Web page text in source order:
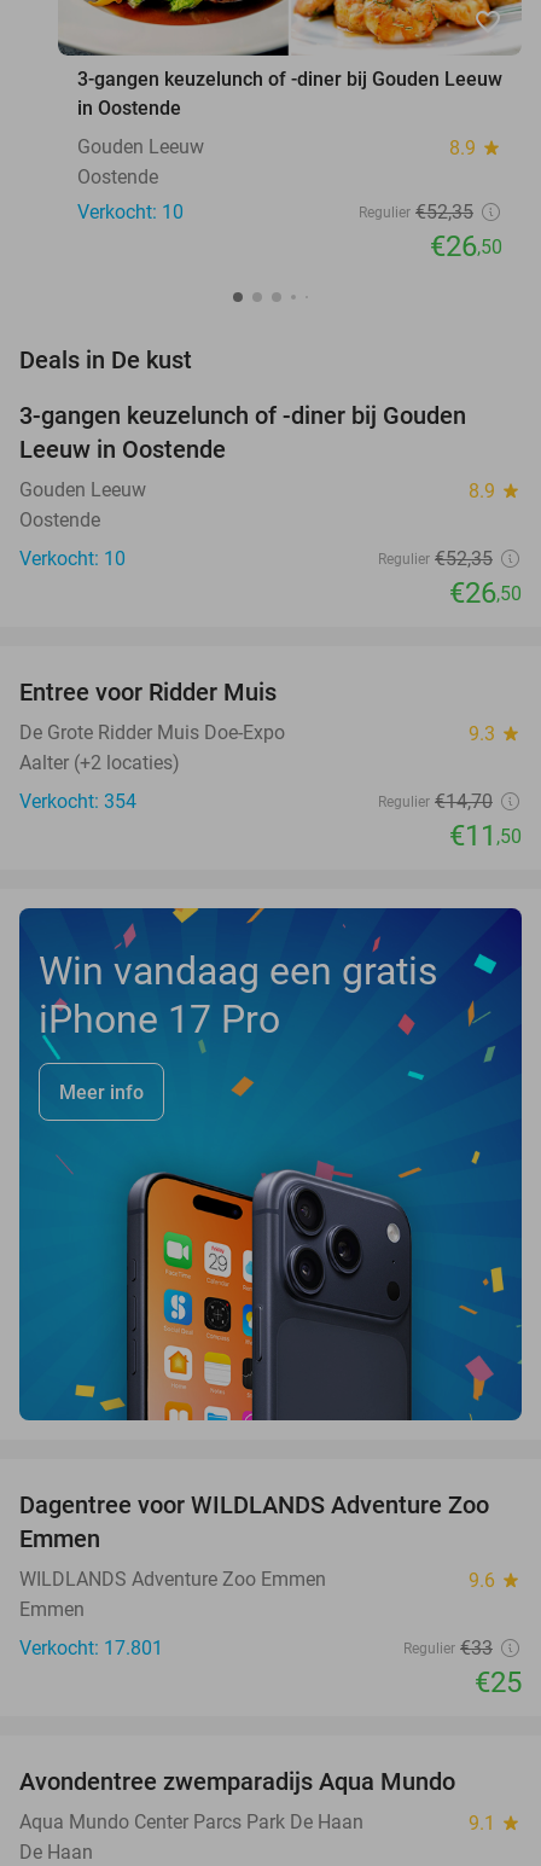
favorite_border
3-gangen keuzelunch of -diner bij Gouden Leeuw
in Oostende
Gouden Leeuw
8.9 star
Oostende
Verkocht: 10
Regulier €52,35
€26,50
Deals in De kust
3-gangen keuzelunch of -diner bij Gouden
Leeuw in Oostende
Gouden Leeuw 8.9 star
Oostende
Verkocht: 10
Regulier €52,35
€26,50
TODAY
Entree voor Ridder Muis
De Grote Ridder Muis Doe-Expo 9.3 star
Aalter (+2 locaties)
Verkocht: 354
Regulier €14,70
€11 ,50
Win vandaag een gratis
iPhone 17 Pro
Meer info
24%
Dagentree voor WILDLANDS Adventure Zoo
Emmen
WILDLANDS Adventure Zoo Emmen 9.6 star
Emmen
Verkocht: 17.801
Regulier €33
€25
Avondentree zwemparadijs Aqua Mundo
Aqua Mundo Center Parcs Park De Haan 9.1 star
De Haan